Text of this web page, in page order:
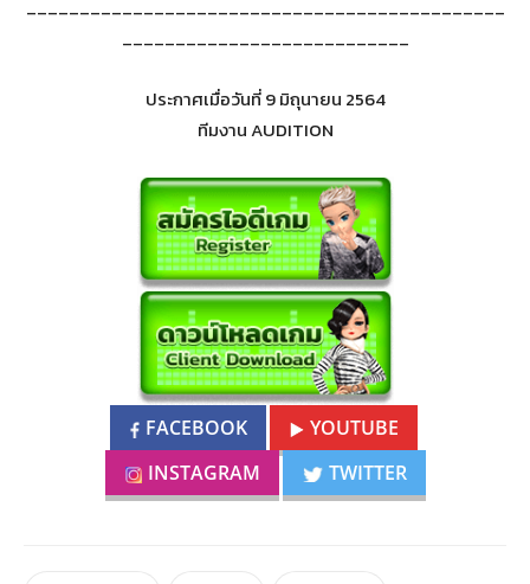
ประกาศเมื่อวันที่ 9 มิถุนายน 2564
ทีมงาน AUDITION
FACEBOOK
YOUTUBE
INSTAGRAM
TWITTER